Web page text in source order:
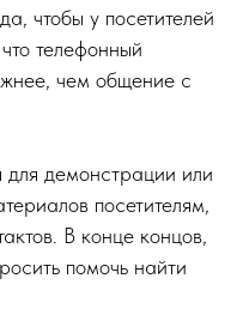
чтобы у посетителей
телефонный
чем общение с
для демонстрации или
посетителям,
В конце концов,
помочь найти